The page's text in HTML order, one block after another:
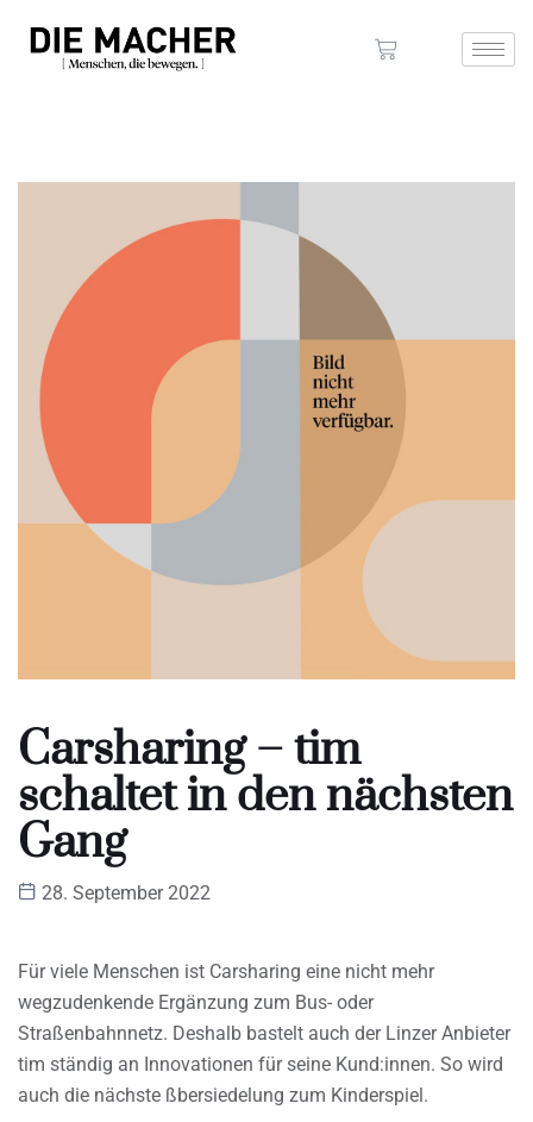
Carsharing – tim
schaltet in den nächsten
Gang
28. September 2022
Für viele Menschen ist Carsharing eine nicht mehr
wegzudenkende Ergänzung zum Bus- oder
Straßenbahnnetz. Deshalb bastelt auch der Linzer Anbieter
tim ständig an Innovationen für seine Kund:innen. So wird
auch die nächste ßbersiedelung zum Kinderspiel.